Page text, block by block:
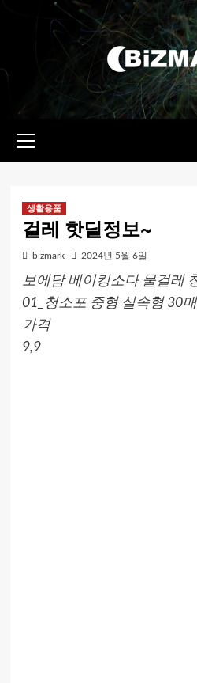
메뉴
생활용품
걸레 핫딜정보~
bizmark 2024년 5월 6일
보에담 베이킹소다 물걸레
01_청소포 중형 실속형 30
가격
9,9